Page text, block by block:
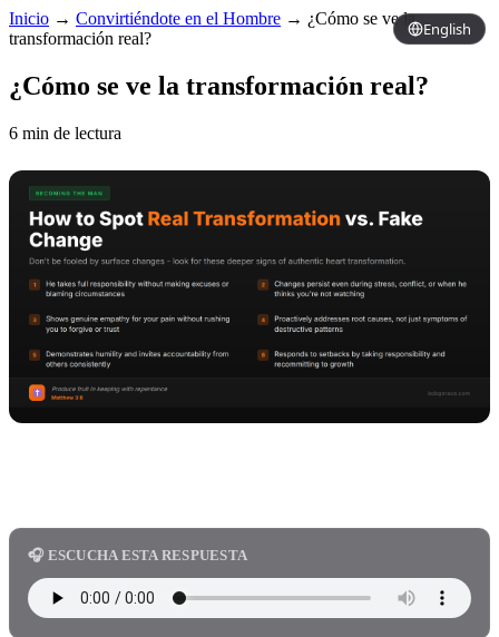
English
Inicio → Convirtiéndote en el Hombre → ¿Cómo se ve la
transformación real?
¿Cómo se ve la transformación real?
6 min de lectura
🎧 ESCUCHA ESTA RESPUESTA